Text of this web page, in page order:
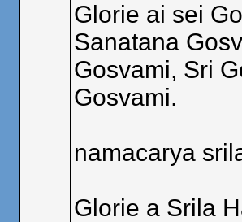
Glorie ai sei
Sanatana
Gosvami, Sri
Gosvami.
namacarya
Glorie a Srila